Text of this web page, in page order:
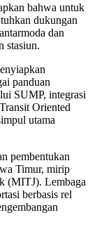
bahwa untuk
dukungan
dan
stasiun.
panduan
SUMP, integrasi
Oriented
utama
pembentukan
Timur, mirip
(MITJ). Lembaga
berbasis rel